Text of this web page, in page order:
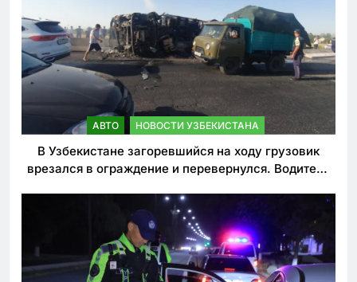
АВТО НОВОСТИ УЗБЕКИСТАНА
В Узбекистане загоревшийся на ходу грузовик
врезался в ограждение и перевернулся. Водитель